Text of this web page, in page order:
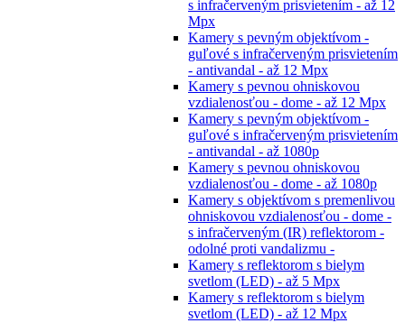
s infračerveným prisvietením - až 12
Mpx
Kamery s pevným objektívom -
guľové s infračerveným prisvietením
- antivandal - až 12 Mpx
Kamery s pevnou ohniskovou
vzdialenosťou - dome - až 12 Mpx
Kamery s pevným objektívom -
guľové s infračerveným prisvietením
- antivandal - až 1080p
Kamery s pevnou ohniskovou
vzdialenosťou - dome - až 1080p
Kamery s objektívom s premenlivou
ohniskovou vzdialenosťou - dome -
s infračerveným (IR) reflektorom -
odolné proti vandalizmu -
Kamery s reflektorom s bielym
svetlom (LED) - až 5 Mpx
Kamery s reflektorom s bielym
svetlom (LED) - až 12 Mpx